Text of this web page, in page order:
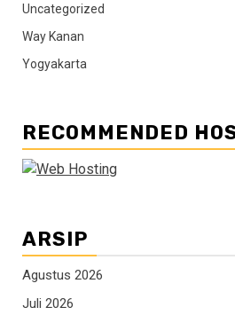
Uncategorized
Way Kanan
Yogyakarta
RECOMMENDED
ARSIP
Agustus 2026
Juli 2026